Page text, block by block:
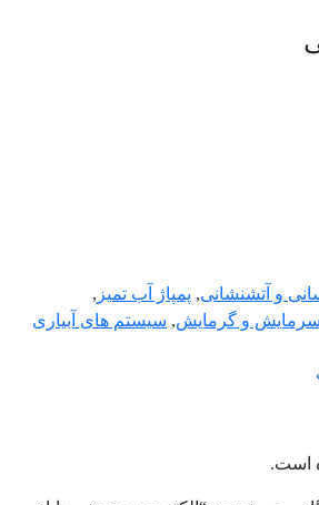
و آتشنشانی, پمپاژ آب تمیز ,
سرمایش و گرمایش, سیستم های آبیاری
است.